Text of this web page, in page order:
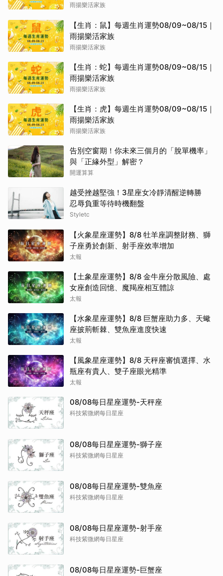
雨揚樂活家族
【生肖：鼠】每週生肖運勢08/09~08/15｜
雨揚樂活家族
雨揚樂活家族
【生肖：蛇】每週生肖運勢08/09~08/15｜
雨揚樂活家族
雨揚樂活家族
【生肖：虎】每週生肖運勢08/09~08/15｜
雨揚樂活家族
雨揚樂活家族
告別空窗期！你未來三個月的「脫單機率」
與「正緣外型」解密？
開運算算
越受挫越堅強！3星座女冷靜清醒逆轉勝
忍辱負重等待時機翻盤
Styletc
【火象星座運勢】8/8 牡羊座調整財務、獅
子座勇於創新、射手座效率增加
太報
【土象星座運勢】8/8 金牛座分散風險、處
女座創造回憶、魔羯座相互體諒
太報
【水象星座運勢】8/8 巨蟹座助力多、天蠍
座披荊斬棘、雙魚座進度快速
太報
【風象星座運勢】8/8 天秤座審慎選擇、水
瓶座有貴人、雙子座眼光精準
太報
08/08每日星座運勢-天秤座
科技紫微網每日星座
08/08每日星座運勢-獅子座
科技紫微網每日星座
08/08每日星座運勢-雙魚座
科技紫微網每日星座
08/08每日星座運勢-射手座
科技紫微網每日星座
08/08每日星座運勢-巨蟹座